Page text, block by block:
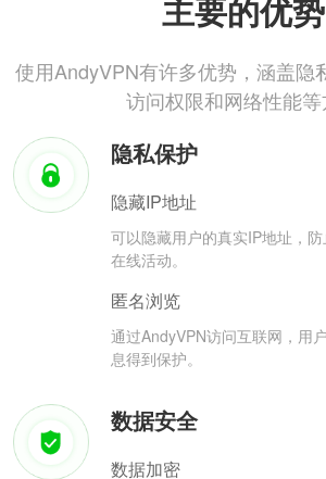
主要的优势
使用AndyVPN有许多优势，涵盖隐
访问权限和网络性能
隐私保护
隐藏IP地址
可以隐藏用户的真实IP地址，
在线活动。
匿名浏览
通过AndyVPN访问互联网，用
息得到保护。
数据安全
数据加密